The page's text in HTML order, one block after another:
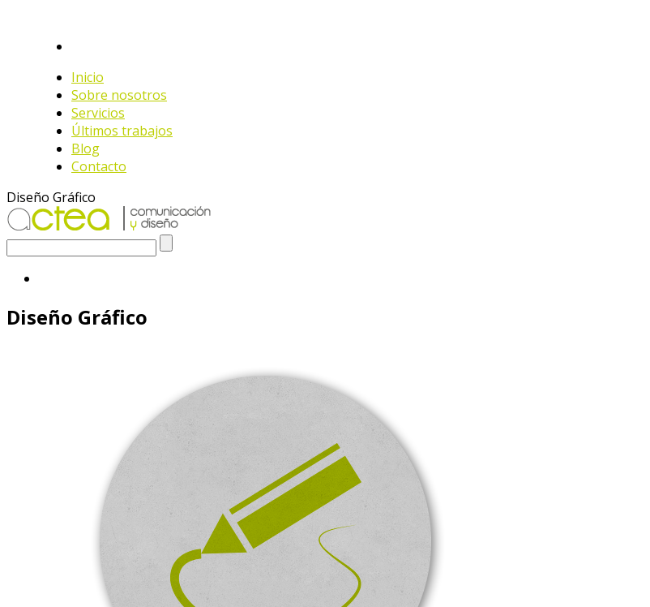
Inicio
Sobre nosotros
Servicios
Últimos trabajos
Blog
Contacto
Diseño Gráfico
Diseño Gráfico